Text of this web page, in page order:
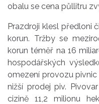
obalu se cena půllitru
Prazdroji klesl předloni
korun. Tržby se
korun téměř na 16
hospodářských
omezení provozu
nižší prodej piv.
cizině 11,2 milionu